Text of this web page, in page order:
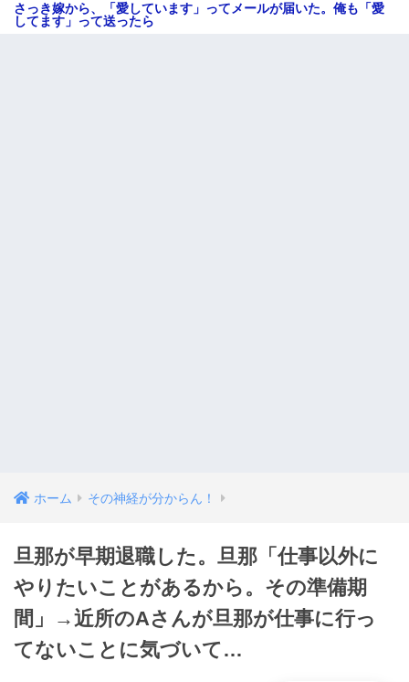
さっき嫁から、「愛しています」ってメールが届いた。俺も「愛
してます」って送ったら
ホーム その神経が分からん！
旦那が早期退職した。旦那「仕事以外に
やりたいことがあるから。その準備期
間」→近所のAさんが旦那が仕事に行っ
てないことに気づいて…